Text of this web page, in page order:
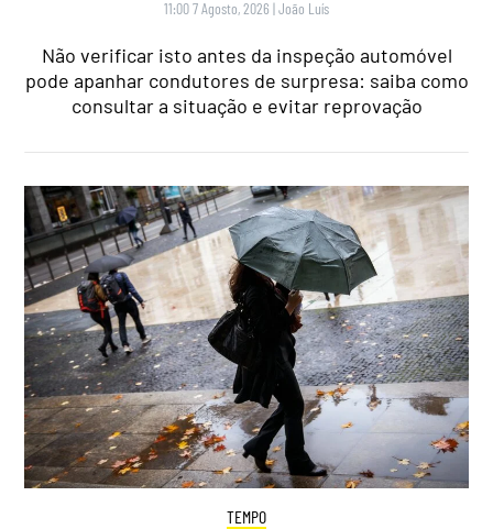
11:00 7 Agosto, 2026 |João Luís
Não verificar isto antes da inspeção automóvel
pode apanhar condutores de surpresa: saiba como
consultar a situação e evitar reprovação
TEMPO